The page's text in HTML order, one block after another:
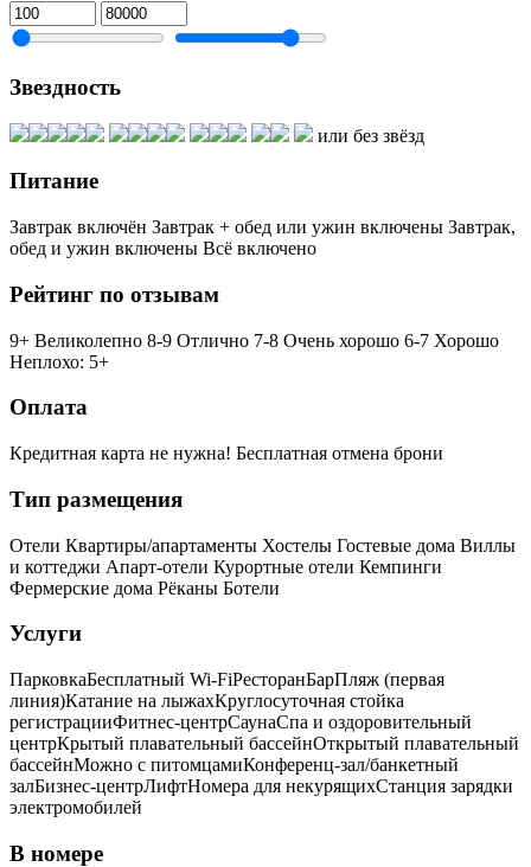
Звездность
или без звёзд
Питание
Завтрак включён Завтрак + обед или ужин включены Завтрак,
обед и ужин включены Всё включено
Рейтинг по отзывам
9+ Великолепно 8-9 Отлично 7-8 Очень хорошо 6-7 Хорошо
Неплохо: 5+
Оплата
Кредитная карта не нужна! Бесплатная отмена брони
Тип размещения
Отели Квартиры/апартаменты Хостелы Гостевые дома Виллы
и коттеджи Апарт-отели Курортные отели Кемпинги
Фермерские дома Рёканы Ботели
Услуги
ПарковкаБесплатный Wi-FiРесторанБарПляж (первая
линия)Катание на лыжахКруглосуточная стойка
регистрацииФитнес-центрСаунаСпа и оздоровительный
центрКрытый плавательный бассейнОткрытый плавательный
бассейнМожно с питомцамиКонференц-зал/банкетный
залБизнес-центрЛифтНомера для некурящихCтанция зарядки
электромобилей
В номере